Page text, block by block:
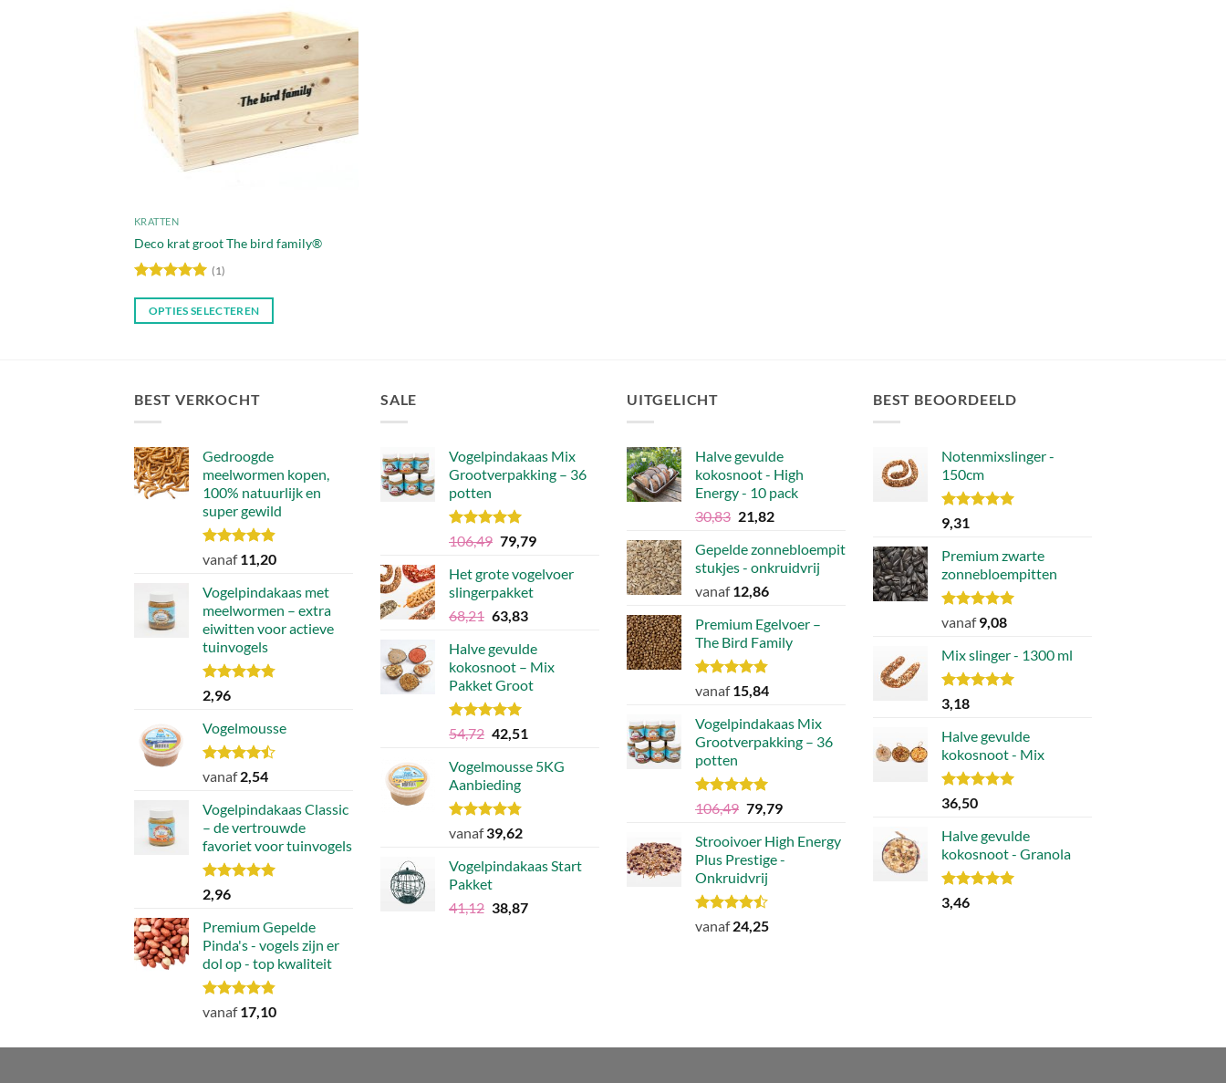
Toevoegen
aan
verlanglijst
KRATTEN
Deco krat groot The bird family®
uit 5
(1)
OPTIES SELECTEREN
meerdere
variaties.
optie
kan
gekozen
productpagina
BEST VERKOCHT
Gedroogde
meelwormen kopen,
100% natuurlijk en
super gewild
Waardering
uit 5
vanaf11,20
Vogelpindakaas met
meelwormen – extra
eiwitten voor actieve
tuinvogels
Waardering
4.78
2,96
Vogelmousse
Waardering
uit 5
vanaf2,54
Vogelpindakaas Classic
– de vertrouwde
favoriet voor tuinvogels
Waardering
5.00
2,96
Premium Gepelde
Pinda's - vogels zijn er
dol op - top kwaliteit
Waardering
uit 5
vanaf17,10
SALE
Vogelpindakaas Mix
Grootverpakking – 36
potten
Waardering
uit 5
106,49 Oorspronkelijke
was:
€106,49.
79,79Huidige
is:
Het grote vogelvoer
slingerpakket
68,21 Oorspronkelijke
was:
€68,21.
63,83Huidige
is:
€63,83.
Halve gevulde
kokosnoot – Mix
Pakket Groot
Waardering
5.00
uit 5
54,72 Oorspronkelijke
was:
€54,72.
42,51
is:
Vogelmousse 5KG
Aanbieding
Waardering
uit 5
vanaf39,62
Vogelpindakaas Start
Pakket
41,12 Oorspronkelijke
38,87Huidige
UITGELICHT
Halve gevulde
kokosnoot - High
Energy - 10 pack
30,83 Oorspronkelijke
was:
€30,83.
21,82Huidige
is:
€21,82.
Gepelde zonnebloempit
stukjes - onkruidvrij
vanaf12,86
Premium Egelvoer –
The Bird Family
Waardering
uit 5
vanaf15,84
Vogelpindakaas Mix
Grootverpakking – 36
potten
Waardering
uit 5
106,49 Oorspronkelijke
was:
€106,49.
79,79Huidige
is:
€79,79.
Strooivoer High Energy
Plus Prestige -
Onkruidvrij
Waardering
uit 5
vanaf24,25
BEST BEOORDEELD
Notenmixslinger -
150cm
Waardering
5.00
9,31
Premium zwarte
zonnebloempitten
Waardering
uit 5
vanaf9,08
Mix slinger - 1300 ml
Waardering
5.00
3,18
Halve gevulde
kokosnoot - Mix
Waardering
5.00
36,50
Halve gevulde
kokosnoot - Granola
Waardering
5.00
3,46